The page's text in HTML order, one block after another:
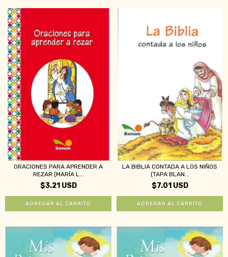
ORACIONES PARA APRENDER A
REZAR (MARÍA L...
$3.21 USD
LA BIBLIA CONTADA A LOS NIÑOS
(TAPA BLAN...
$7.01 USD